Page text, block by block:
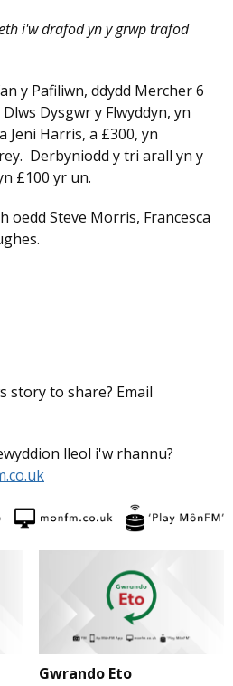
i'w drafod yn y grwp trafod
y Pafiliwn, ddydd Mercher 6
Dysgwr y Flwyddyn, yn
Jeni Harris, a £300, yn
Derbyniodd y tri arall yn y
£100 yr un.
oedd Steve Morris, Francesca
story to share? Email
lleol i'w rhannu?
Gwrando Eto